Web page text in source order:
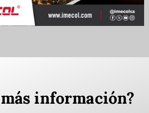
más información?